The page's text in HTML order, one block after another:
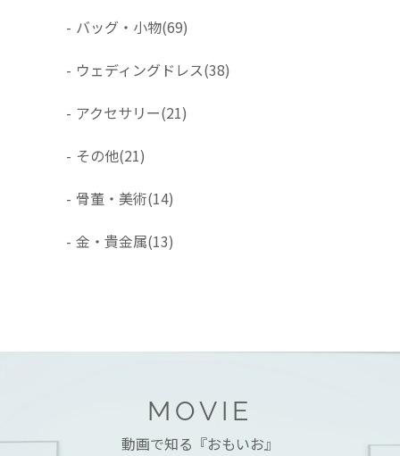
- バッグ・小物(69)
- ウェディングドレス(38)
- アクセサリー(21)
- その他(21)
- 骨董・美術(14)
- 金・貴金属(13)
MOVIE
動画で知る『おもいお』